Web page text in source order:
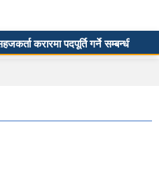
करारमा पदपूर्ति गर्ने सम्बन्धी सूचना ।